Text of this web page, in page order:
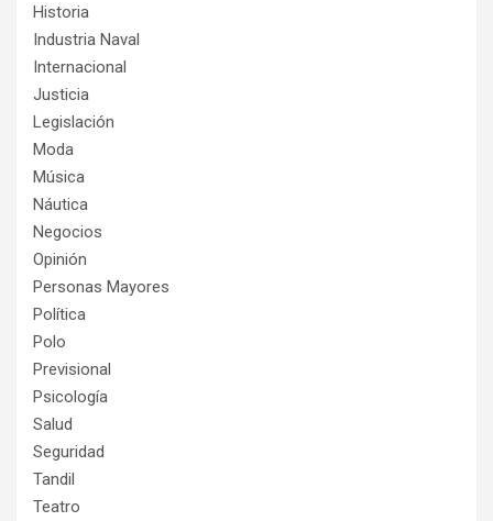
Historia
Industria Naval
Internacional
Justicia
Legislación
Moda
Música
Náutica
Negocios
Opinión
Personas Mayores
Política
Polo
Previsional
Psicología
Salud
Seguridad
Tandil
Teatro